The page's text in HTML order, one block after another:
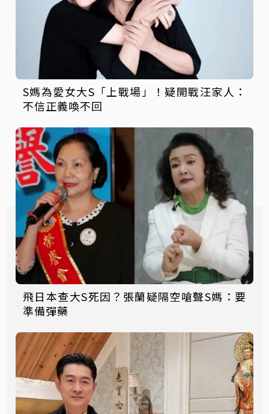
S媽為愛女大S「上戰場」！疑開戰汪家人：
不信正義喚不回
飛日本查大S死因？張蘭疑隔空嗆聲S媽：要
準備彈藥